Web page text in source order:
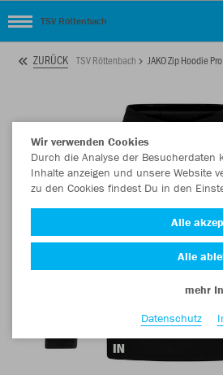
TSV Röttenbach
ZURÜCK TSV Röttenbach JAKO Zip Hoodie
Wir verwenden Cookies
Durch die Analyse der Besucherdaten
Inhalte anzeigen und unsere Website
zu den Cookies findest Du in den
Alle
Alle
mehr
Datenschutz